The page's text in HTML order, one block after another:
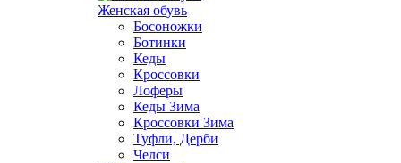
Женская обувь
Босоножки
Ботинки
Кеды
Кроссовки
Лоферы
Кеды Зима
Кроссовки Зима
Туфли, Дерби
Челси